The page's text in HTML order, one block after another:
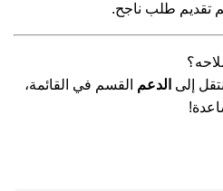
تقديم طلب ناجح.
إلى الدعم القسم في القائمة،